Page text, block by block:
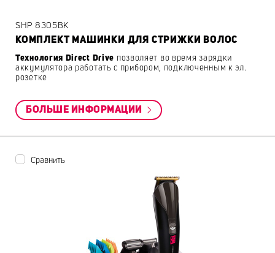
SHP 8305BK
КОМПЛЕКТ МАШИНКИ ДЛЯ СТРИЖКИ ВОЛОС
Технология Direct Drive позволяет во время зарядки
аккумулятора работать с прибором, подключенным к эл.
розетке
БОЛЬШЕ ИНФОРМАЦИИ
Сравнить